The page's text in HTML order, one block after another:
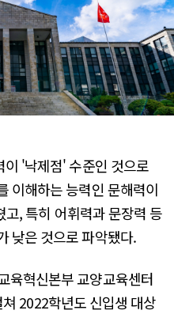
'낙제점' 수준인 것으로
이해하는 능력인 문해력이
, 특히 어휘력과 문장력 등
낮은 것으로 파악됐다.
육혁신본부 교양교육센터
2022학년도 신입생 대상